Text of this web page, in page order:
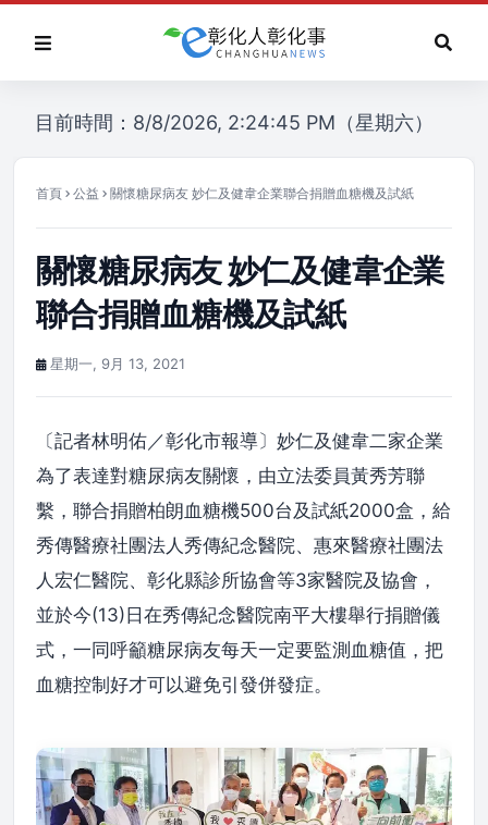
目前時間：8/8/2026, 2:24:45 PM（星期六）
首頁 公益 關懷糖尿病友 妙仁及健韋企業聯合捐贈血糖機及試紙
關懷糖尿病友 妙仁及健韋企業
聯合捐贈血糖機及試紙
星期一, 9月 13, 2021
〔記者林明佑／彰化市報導〕妙仁及健韋二家企業
為了表達對糖尿病友關懷，由立法委員黃秀芳聯
繫，聯合捐贈柏朗血糖機500台及試紙2000盒，給
秀傳醫療社團法人秀傳紀念醫院、惠來醫療社團法
人宏仁醫院、彰化縣診所協會等3家醫院及協會，
並於今(13)日在秀傳紀念醫院南平大樓舉行捐贈儀
式，一同呼籲糖尿病友每天一定要監測血糖值，把
血糖控制好才可以避免引發併發症。